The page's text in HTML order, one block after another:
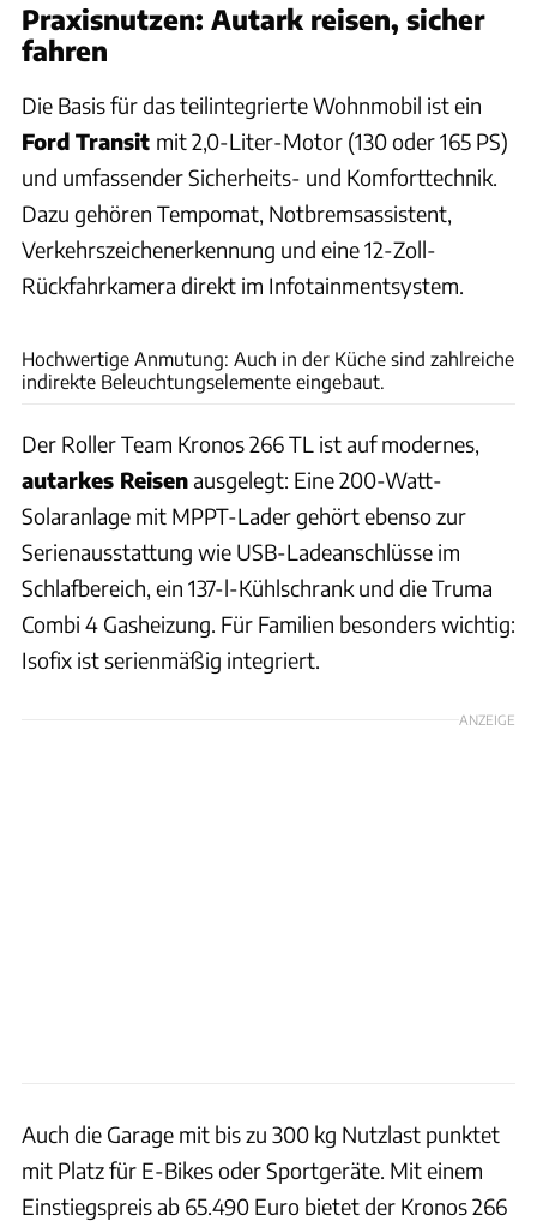
Praxisnutzen: Autark reisen, sicher
fahren
Die Basis für das teilintegrierte Wohnmobil ist ein
Ford Transit mit 2,0-Liter-Motor (130 oder 165 PS)
und umfassender Sicherheits- und Komforttechnik.
Dazu gehören Tempomat, Notbremsassistent,
Verkehrszeichenerkennung und eine 12-Zoll-
Rückfahrkamera direkt im Infotainmentsystem.
Hochwertige Anmutung: Auch in der Küche sind zahlreiche
indirekte Beleuchtungselemente eingebaut.
Der Roller Team Kronos 266 TL ist auf modernes,
autarkes Reisenausgelegt: Eine 200-Watt-
Solaranlage mit MPPT-Lader gehört ebenso zur
Serienausstattung wie USB-Ladeanschlüsse im
Schlafbereich, ein 137-l-Kühlschrank und die Truma
Combi 4 Gasheizung. Für Familien besonders wichtig:
Isofix ist serienmäßig integriert.
ANZEIGE
Auch die Garage mit bis zu 300 kg Nutzlast punktet
mit Platz für E-Bikes oder Sportgeräte. Mit einem
Einstiegspreis ab 65.490 Euro bietet der Kronos 266